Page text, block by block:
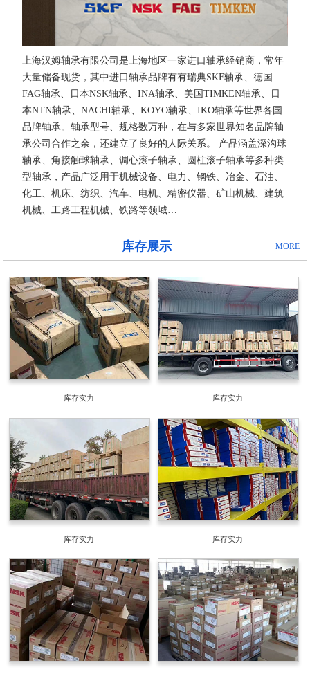
上海汉姆轴承有限公司是上海地区一家进口轴承经销商，常年
大量储备现货，其中进口轴承品牌有有瑞典SKF轴承、德国
FAG轴承、日本NSK轴承、INA轴承、美国TIMKEN轴承、日
本NTN轴承、NACHI轴承、KOYO轴承、IKO轴承等世界各国
品牌轴承。轴承型号、规格数万种，在与多家世界知名品牌轴
承公司合作之余，还建立了良好的人际关系。 产品涵盖深沟球
轴承、角接触球轴承、调心滚子轴承、圆柱滚子轴承等多种类
型轴承，产品广泛用于机械设备、电力、钢铁、冶金、石油、
化工、机床、纺织、汽车、电机、精密仪器、矿山机械、建筑
机械、工路工程机械、铁路等领域…
MORE+
库存展示
库存实力 库存实力
库存实力 库存实力